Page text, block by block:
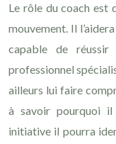
Le rôle du coach est
mouvement. Il
capable de
professionnel
ailleurs lui faire
à savoir pourquoi
initiative il pourra